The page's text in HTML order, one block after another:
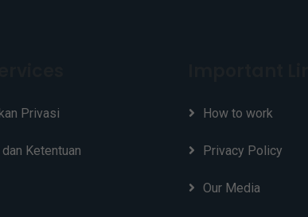
Privasi
Ketentuan
How to work
Privacy Policy
Our Media